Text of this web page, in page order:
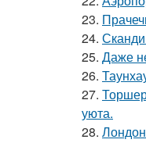
23.
24.
25. Даже
26.
27.
уюта.
28.